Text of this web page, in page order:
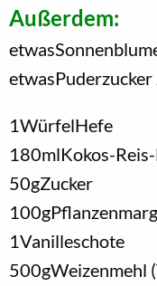
Außerdem:
etwas
etwas
1WürfelHefe
180mlKokos-
50gZucker
100g
1Vanilleschote
500gWeizenmehl